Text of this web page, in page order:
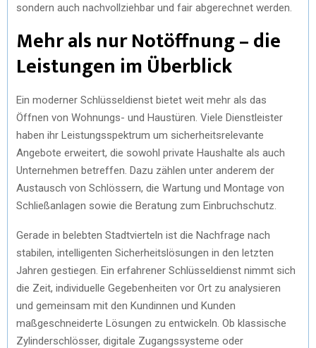
sondern auch nachvollziehbar und fair abgerechnet werden.
Mehr als nur Notöffnung – die
Leistungen im Überblick
Ein moderner Schlüsseldienst bietet weit mehr als das
Öffnen von Wohnungs- und Haustüren. Viele Dienstleister
haben ihr Leistungsspektrum um sicherheitsrelevante
Angebote erweitert, die sowohl private Haushalte als auch
Unternehmen betreffen. Dazu zählen unter anderem der
Austausch von Schlössern, die Wartung und Montage von
Schließanlagen sowie die Beratung zum Einbruchschutz.
Gerade in belebten Stadtvierteln ist die Nachfrage nach
stabilen, intelligenten Sicherheitslösungen in den letzten
Jahren gestiegen. Ein erfahrener Schlüsseldienst nimmt sich
die Zeit, individuelle Gegebenheiten vor Ort zu analysieren
und gemeinsam mit den Kundinnen und Kunden
maßgeschneiderte Lösungen zu entwickeln. Ob klassische
Zylinderschlösser, digitale Zugangssysteme oder